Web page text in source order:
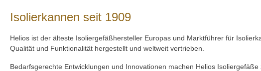
Isolierkannen seit 1909
Helios ist der älteste Isoliergefäßhersteller Europas und Marktführer für
Qualität und Funktionalität hergestellt und weltweit vertrieben.
Bedarfsgerechte Entwicklungen und Innovationen machen Helios